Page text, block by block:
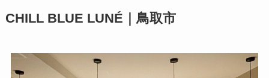
CHILL BLUE LUNÉ｜鳥取市